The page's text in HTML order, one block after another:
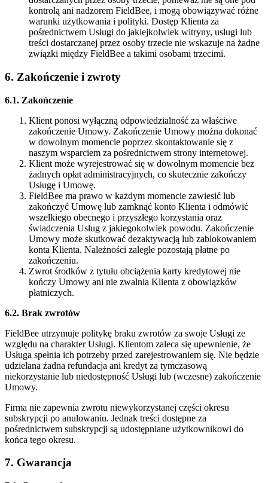
kontrolą ani nadzorem FieldBee, i mogą obowiązywać różne
warunki użytkowania i polityki. Dostęp Klienta za
pośrednictwem Usługi do jakiejkolwiek witryny, usługi lub
treści dostarczanej przez osoby trzecie nie wskazuje na żadne
związki między FieldBee a takimi osobami trzecimi.
6. Zakończenie i zwroty
6.1. Zakończenie
Klient ponosi wyłączną odpowiedzialność za właściwe
zakończenie Umowy. Zakończenie Umowy można dokonać
w dowolnym momencie poprzez skontaktowanie się z
naszym wsparciem za pośrednictwem strony internetowej.
Klient może wyrejestrować się w dowolnym momencie bez
żadnych opłat administracyjnych, co skutecznie zakończy
Usługę i Umowę.
FieldBee ma prawo w każdym momencie zawiesić lub
zakończyć Umowę lub zamknąć konto Klienta i odmówić
wszelkiego obecnego i przyszłego korzystania oraz
świadczenia Usług z jakiegokolwiek powodu. Zakończenie
Umowy może skutkować dezaktywacją lub zablokowaniem
konta Klienta. Należności zaległe pozostają płatne po
zakończeniu.
Zwrot środków z tytułu obciążenia karty kredytowej nie
kończy Umowy ani nie zwalnia Klienta z obowiązków
płatniczych.
6.2. Brak zwrotów
FieldBee utrzymuje politykę braku zwrotów za swoje Usługi ze
względu na charakter Usługi. Klientom zaleca się upewnienie, że
Usługa spełnia ich potrzeby przed zarejestrowaniem się. Nie będzie
udzielana żadna refundacja ani kredyt za tymczasową
niekorzystanie lub niedostępność Usługi lub (wczesne) zakończenie
Umowy.
Firma nie zapewnia zwrotu niewykorzystanej części okresu
subskrypcji po anulowaniu. Jednak treści dostępne za
pośrednictwem subskrypcji są udostępniane użytkownikowi do
końca tego okresu.
7. Gwarancja